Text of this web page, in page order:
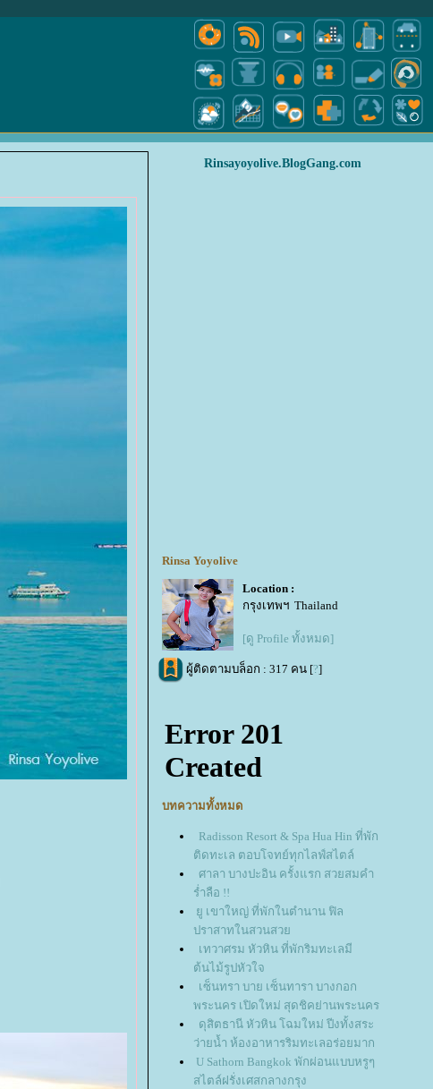
Rinsayoyolive.BlogGang.com
Rinsa Yoyolive
Location :
กรุงเทพฯ Thailand
[ดู Profile ทั้งหมด]
ผู้ติดตามบล็อก : 317 คน [?]
บทความทั้งหมด
Radisson Resort & Spa Hua Hin ที่พัก
ติดทะเล ตอบโจทย์ทุกไลฟ์สไตล์
ศาลา บางปะอิน ครั้งแรก สวยสมคำ
ร่ำลือ !!
ู เขาใหญ่ ที่พักในตำนาน ฟิล
ปราสาทในสวนสว
เทวาศรม หัวหิน ที่พักริมทะเลมี
ต้นไม้รูปหัวใจ
เซ็นทรา บาย เซ็นทารา บางกอก
พระนคร เปิดใหม่ สุดชิคย่านพระนคร
ดุสิตธานี หัวหิน โฉมใหม่ ปีงทั้งสระ
ว่ายน้ำ ห้องอาหารริมทะเลอร่อยมาก
U Sathorn Bangkok พักผ่อนแบบหรูๆ
สไตล์ฝรั่งเศสกลางกรุง